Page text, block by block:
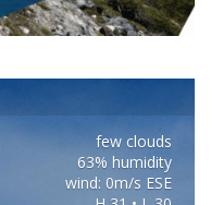
few clouds
63% humidity
wind: 0m/s ESE